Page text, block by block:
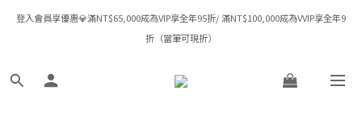
💕 七夕專屬禮遇｜婚鑽戒系列限定95折 ｜珠寶訂製送0.05ct鑽石尾墜或折扣NT$500
💕
登入會員享優惠💎滿NT$65,000成為VIP享全年95折/ 滿NT$100,000成為VVIP享全年9
折（當筆可現折）
✈️ 全館消費滿 NT$8,000 即享台灣免運｜港澳滿HK$12,500享宅配免運｜全球滿